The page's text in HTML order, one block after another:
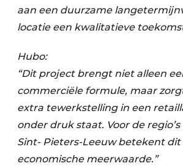
aan een duurzame
locatie een kwalitatieve
Hubo:
“Dit project brengt niet alleen
commerciële formule, maar
extra tewerkstelling in een
onder druk staat. Voor de
Sint- Pieters-Leeuw betekent
economische meerwaarde.”